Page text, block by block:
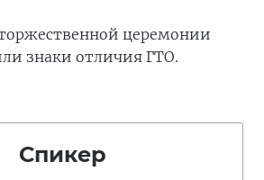
церемонии
знаки отличия ГТО.
Спикер